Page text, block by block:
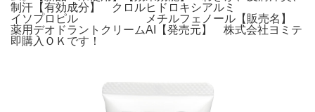
制汗【有効成分】 クロルヒドロキシアルミ
イソプロピル メチルフェノール【販売名】
薬用デオドラントクリームAI【発売元】 株式会社ヨミテ
即購入ＯＫです！